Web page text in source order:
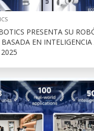
PRESENTA SU
EN